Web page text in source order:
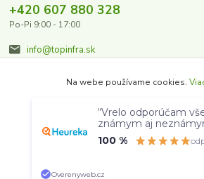
+420 607 880 328
Po-Pi 9:00 - 17:00
info@topinfra.sk
© 2015 - 2026 Topinfra
Na webe používame cookies.
Nastavenia
“Vrelo odporúčam
známym aj
100 %
Overenyweb.cz